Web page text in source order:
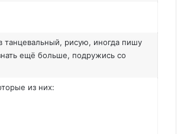
рисую, иногда пишу
ещё больше, подружись со
из них: